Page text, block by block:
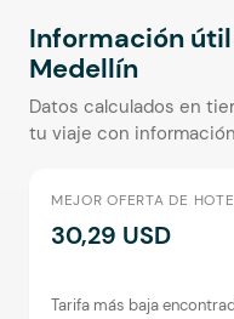
Información
Medellín
Datos calculados en
tu viaje con
MEJOR OFERTA DE
30,29 USD
Tarifa más baja